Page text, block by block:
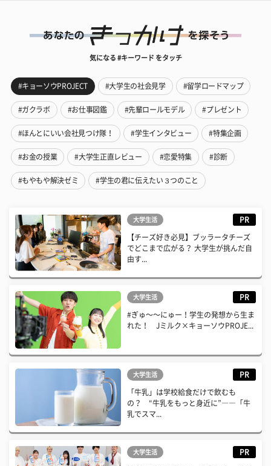
気になる #キーワード をタッチ
#キョーソウPROJECT #大学生の社会見学 #留学ロードマップ
#ガクラボ #お仕事図鑑 #先輩ロールモデル #プレゼント
#ほんとにいい会社見つけ隊！ #学生インタビュー #特集企画
#お金の授業 #大学生正直レビュー #恋愛特集 #診断
#もやもや解決ゼミ #学生の君に伝えたい３つのこと
大学生活 PR
【チーズ好き必見】ブッラータチーズ
でどこまで広がる？ 大学生が挑んだ自
由す...
大学生活 PR
#ぎゅ〜〜にゅー！学生の発想から生ま
れた！ Jミルク×キョーソウPROJE...
大学生活 PR
「牛乳」は学校給食だけで飲むも
の？ “牛乳をもっと身近に”――「牛
乳でスマ...
大学生活 PR